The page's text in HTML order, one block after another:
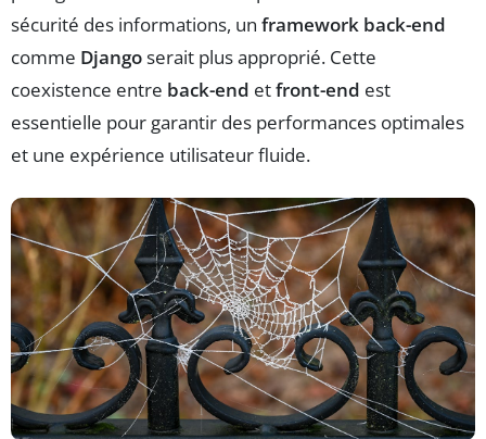
sécurité des informations, un framework back-end
comme Djangoserait plus approprié. Cette
coexistence entre back-end etfront-end est
essentielle pour garantir des performances optimales
et une expérience utilisateur fluide.